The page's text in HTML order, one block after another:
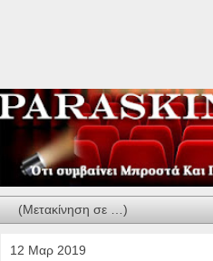
12 Μαρ 2019